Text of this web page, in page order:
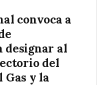
convoca a
designar al
del
Gas y la